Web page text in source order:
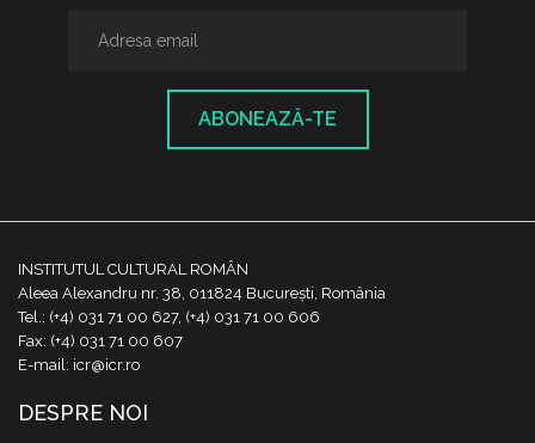
ABONEAZĂ-TE
INSTITUTUL CULTURAL ROMÂN
Aleea Alexandru nr. 38, 011824 București, România
Tel.: (+4) 031 71 00 627, (+4) 031 71 00 606
Fax: (+4) 031 71 00 607
E-mail: icr@icr.ro
DESPRE NOI